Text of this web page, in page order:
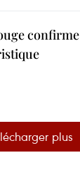
confirme
plus